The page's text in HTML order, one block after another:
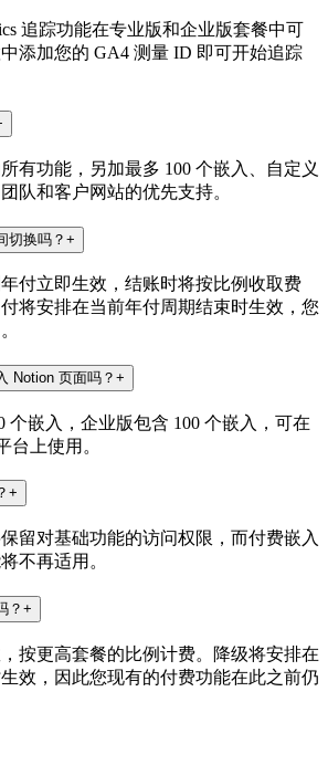
追踪功能在专业版和企业版套餐中可
添加您的 GA4 测量 ID 即可开始追踪
有功能，另加最多 100 个嵌入、自定义
队和客户网站的优先支持。
切换吗？ +
付立即生效，结账时将按比例收取费
将安排在当前年付周期结束时生效，您
Notion 页面吗？ +
个嵌入，企业版包含 100 个嵌入，可在
台上使用。
+
留对基础功能的访问权限，而付费嵌入
不再适用。
？ +
按更高套餐的比例计费。降级将安排在
效，因此您现有的付费功能在此之前仍